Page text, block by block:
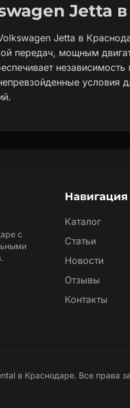
Jetta
Jetta в
передач, мощным
с
Навигация
Каталог
Статьи
Новости
Отзывы
Контакты
в Краснодаре. Все права